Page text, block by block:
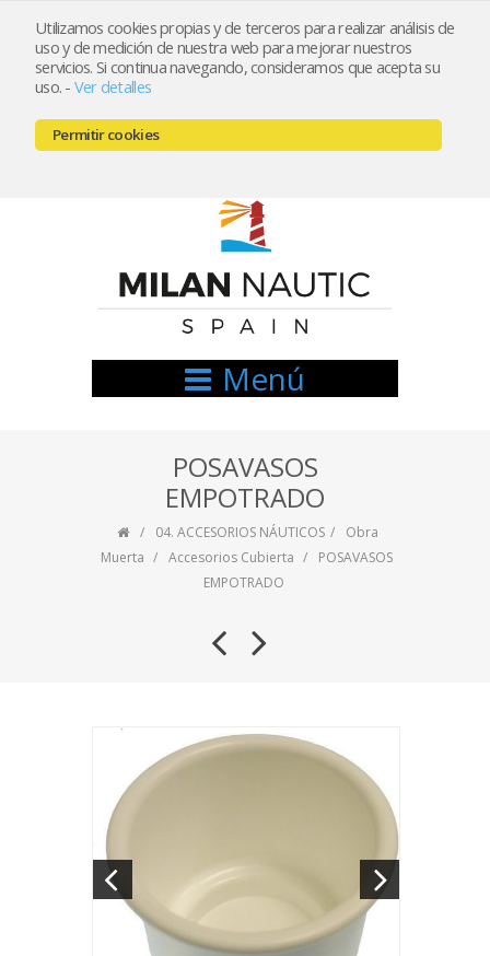
Utilizamos cookies propias y de terceros para realizar análisis de
uso y de medición de nuestra web para mejorar nuestros
servicios. Si continua navegando, consideramos que acepta su
uso. - Ver detalles
Permitir cookies
Registrarse Mi cuenta
666521122 // 654999333
Menú
POSAVASOS
EMPOTRADO
04. ACCESORIOS NÁUTICOS
Obra
Muerta
Accesorios Cubierta
POSAVASOS
EMPOTRADO